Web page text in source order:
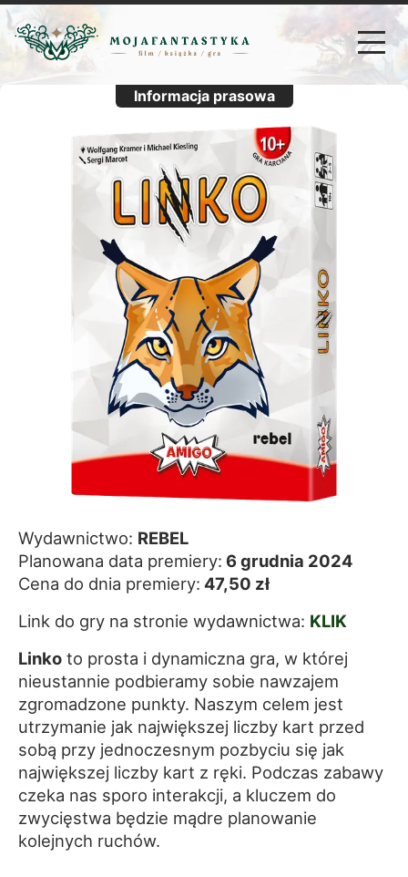
Informacja prasowa
Wydawnictwo: REBEL
Planowana data premiery: 6 grudnia 2024
Cena do dnia premiery: 47,50 zł
Link do gry na stronie wydawnictwa: KLIK
Linko to prosta i dynamiczna gra, w której
nieustannie podbieramy sobie nawzajem
zgromadzone punkty. Naszym celem jest
utrzymanie jak największej liczby kart przed
sobą przy jednoczesnym pozbyciu się jak
największej liczby kart z ręki. Podczas zabawy
czeka nas sporo interakcji, a kluczem do
zwycięstwa będzie mądre planowanie
kolejnych ruchów.